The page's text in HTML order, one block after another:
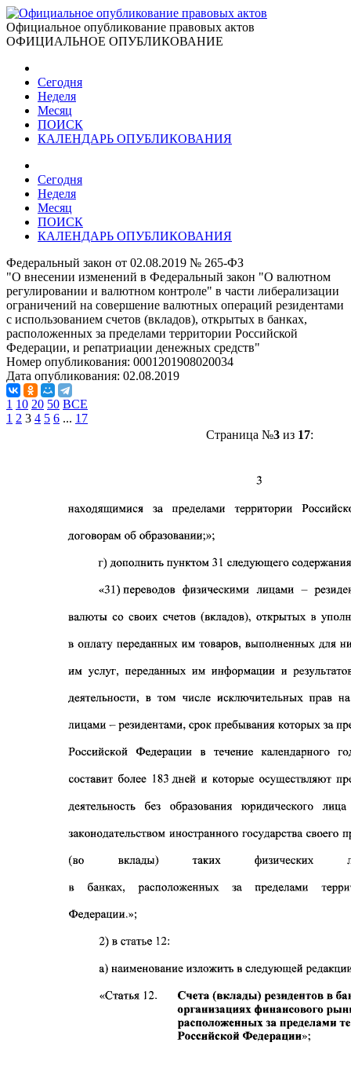
Официальное опубликование правовых актов
ОФИЦИАЛЬНОЕ ОПУБЛИКОВАНИЕ
Сегодня
Неделя
Месяц
ПОИСК
КАЛЕНДАРЬ ОПУБЛИКОВАНИЯ
Сегодня
Неделя
Месяц
ПОИСК
КАЛЕНДАРЬ ОПУБЛИКОВАНИЯ
Федеральный закон от 02.08.2019 № 265-ФЗ
"О внесении изменений в Федеральный закон "О валютном
регулировании и валютном контроле" в части либерализации
ограничений на совершение валютных операций резидентами
с использованием счетов (вкладов), открытых в банках,
расположенных за пределами территории Российской
Федерации, и репатриации денежных средств"
Номер опубликования: 0001201908020034
Дата опубликования: 02.08.2019
1 10 20 50 ВСЕ
1 2 3 4 5 6 ... 17
Страница №3из 17: